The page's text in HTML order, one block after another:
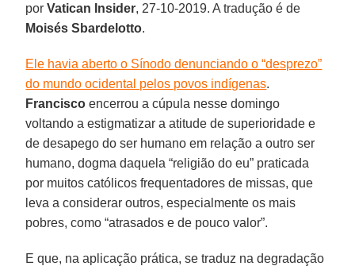
porVatican Insider, 27-10-2019. A tradução é de
Moisés Sbardelotto.
Ele havia aberto o Sínodo denunciando o “desprezo”
do mundo ocidental pelos povos indígenas.
Francisco encerrou a cúpula nesse domingo
voltando a estigmatizar a atitude de superioridade e
de desapego do ser humano em relação a outro ser
humano, dogma daquela “religião do eu” praticada
por muitos católicos frequentadores de missas, que
leva a considerar outros, especialmente os mais
pobres, como “atrasados e de pouco valor”.
E que, na aplicação prática, se traduz na degradação